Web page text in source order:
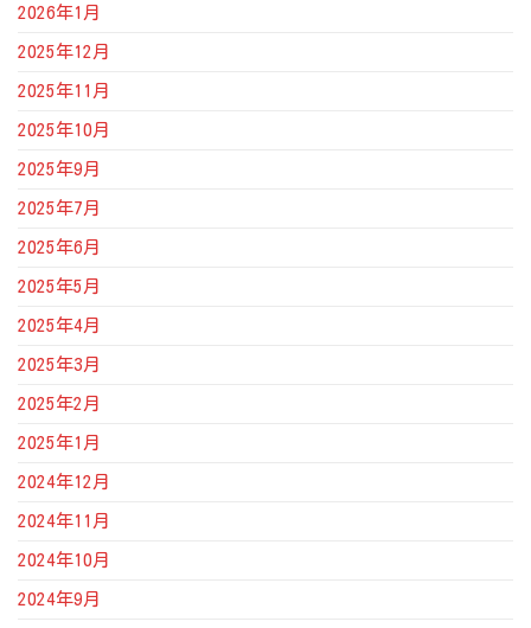
2026年1月
2025年12月
2025年11月
2025年10月
2025年9月
2025年7月
2025年6月
2025年5月
2025年4月
2025年3月
2025年2月
2025年1月
2024年12月
2024年11月
2024年10月
2024年9月